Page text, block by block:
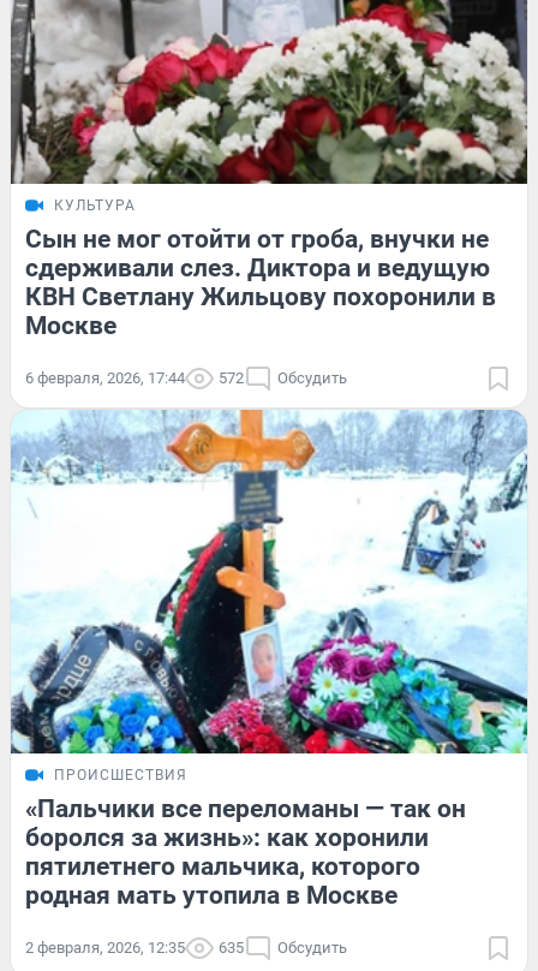
КУЛЬТУРА
Сын не мог отойти от гроба, внучки не
сдерживали слез. Диктора и ведущую
КВН Светлану Жильцову похоронили в
Москве
6 февраля, 2026, 17:44 572 Обсудить
ПРОИСШЕСТВИЯ
«Пальчики все переломаны — так он
боролся за жизнь»: как хоронили
пятилетнего мальчика, которого
родная мать утопила в Москве
2 февраля, 2026, 12:35 635 Обсудить